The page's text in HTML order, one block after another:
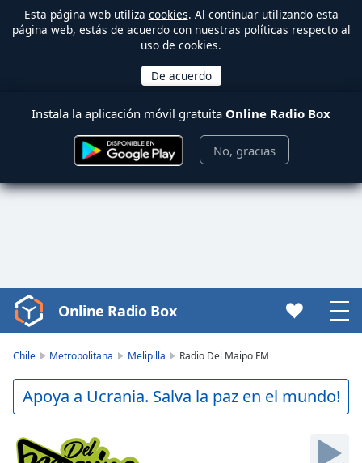
Esta página web utiliza cookies. Al continuar utilizando esta
página web, estás de acuerdo con nuestras políticas respecto al
uso de cookies.
Instala la aplicación móvil gratuita Online Radio Box
No, gracias
Video
Player
Play
Video
Skip
Backward
Online Radio Box
Chile Metropolitana Melipilla Radio Del Maipo FM
Apoya a Ucrania. Salva la paz en el mundo!